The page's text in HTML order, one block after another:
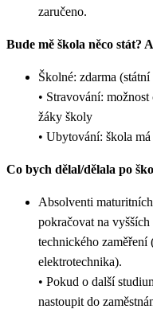
zaručeno.
Bude mě škola něco stát?
Školné: zdarma
• Stravování:
žáky školy
• Ubytování: škola
Co bych dělal/dělala po
Absolventi
pokračovat na
technického
elektrotechnika).
• Pokud o další
nastoupit do